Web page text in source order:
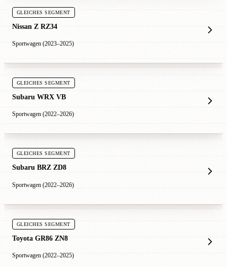
GLEICHES SEGMENT
Nissan Z RZ34
Sportwagen (2023–2025)
GLEICHES SEGMENT
Subaru WRX VB
Sportwagen (2022–2026)
GLEICHES SEGMENT
Subaru BRZ ZD8
Sportwagen (2022–2026)
GLEICHES SEGMENT
Toyota GR86 ZN8
Sportwagen (2022–2025)